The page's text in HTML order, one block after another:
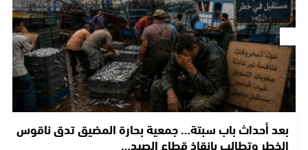
بعد أحداث باب سبتة… جمعية بحارة المضيق تدق ناقوس
الخطر وتطالب بإنقاذ قطاع الصيد…